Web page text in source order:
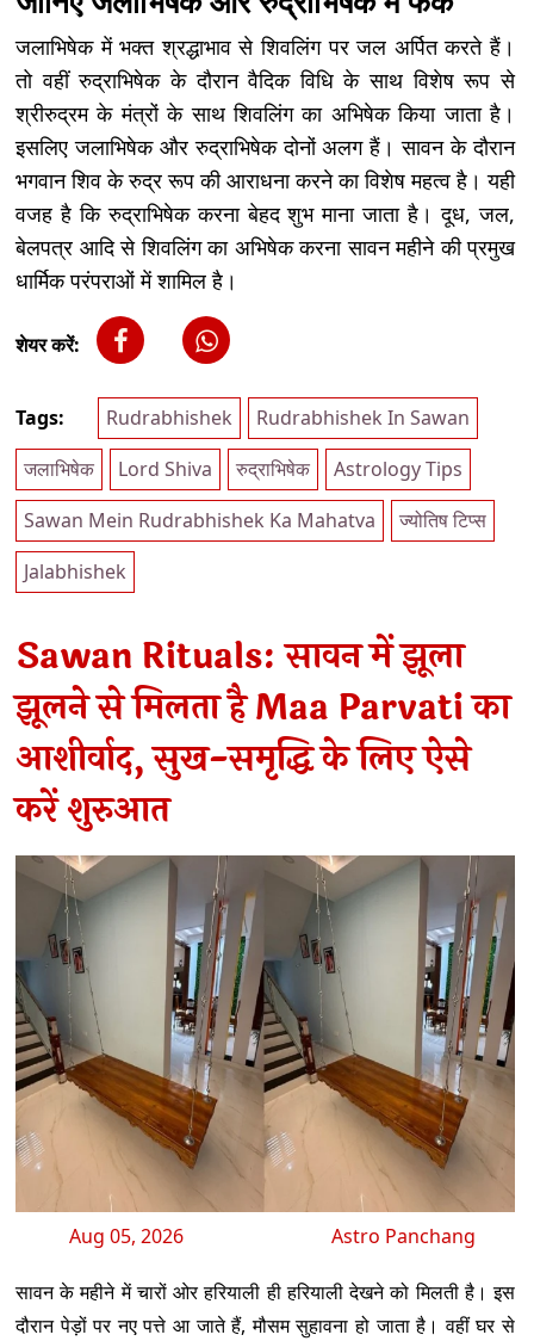
जलाभिषेक में भक्त श्रद्धाभाव से शिवलिंग पर जल अर्पित करते हैं।
तो वहीं रुद्राभिषेक के दौरान वैदिक विधि के साथ विशेष रूप से
श्रीरुद्रम के मंत्रों के साथ शिवलिंग का अभिषेक किया जाता है।
इसलिए जलाभिषेक और रुद्राभिषेक दोनों अलग हैं। सावन के दौरान
भगवान शिव के रुद्र रूप की आराधना करने का विशेष महत्व है। यही
वजह है कि रुद्राभिषेक करना बेहद शुभ माना जाता है। दूध, जल,
बेलपत्र आदि से शिवलिंग का अभिषेक करना सावन महीने की प्रमुख
धार्मिक परंपराओं में शामिल है।
शेयर करें:
Tags: Rudrabhishek
Rudrabhishek In Sawan
जलाभिषेक
Lord Shiva रुद्राभिषेक
Astrology Tips
Sawan Mein Rudrabhishek Ka Mahatva
ज्योतिष टिप्स
Jalabhishek
Sawan Rituals: सावन में झूला
झूलने से मिलता है Maa Parvati का
आशीर्वाद, सुख-समृद्धि के लिए ऐसे
करें शुरुआत
Aug 05, 2026 Astro Panchang
सावन के महीने में चारों ओर हरियाली ही हरियाली देखने को मिलती है। इस
दौरान पेड़ों पर नए पत्ते आ जाते हैं, मौसम सुहावना हो जाता है। वहीं घर से